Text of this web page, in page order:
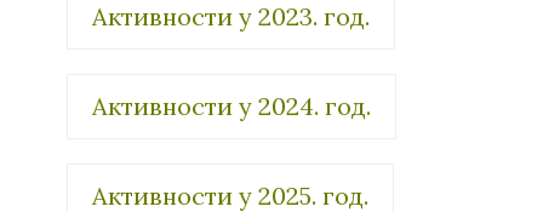
Активности у 2023. год.
Активности у 2024. год.
Активности у 2025. год.